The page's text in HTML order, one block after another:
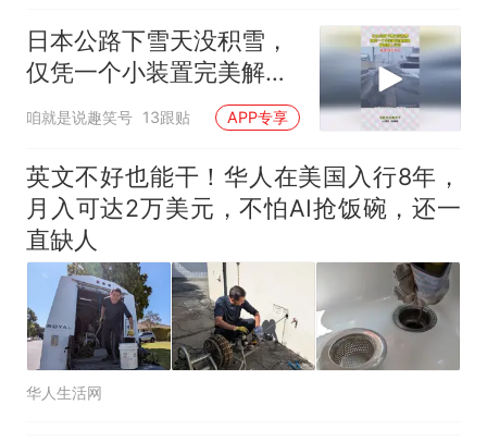
人生
日本公路下雪天没积雪，
仅凭一个小装置完美解
决，值得国人学习
咱就是说趣笑号 13跟贴 APP专享
英文不好也能干！华人在美国入行8年，
月入可达2万美元，不怕AI抢饭碗，还一
直缺人
华人生活网